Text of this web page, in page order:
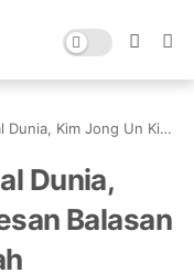
Pesan Balasan Untuk Presiden Suriah
Dunia,
Balasan